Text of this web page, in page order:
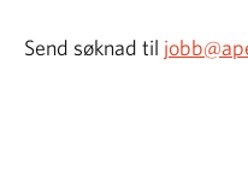
Send søknad til